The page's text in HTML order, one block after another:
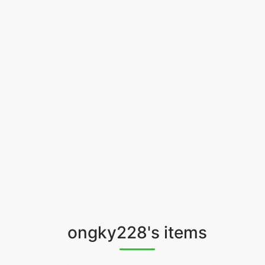
ongky228's items